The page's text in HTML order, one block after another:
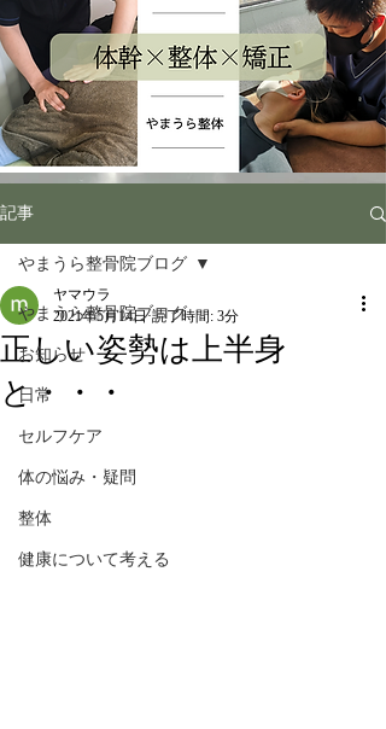
記事
やまうら整骨院ブログ
お知らせ
日常
セルフケア
体の悩み・疑問
整体
健康について考える
やまうら整骨院ブログ
正しい姿勢は上半身
と・・・
ヤマウラ
2021年5月14日 読了時間: 3分